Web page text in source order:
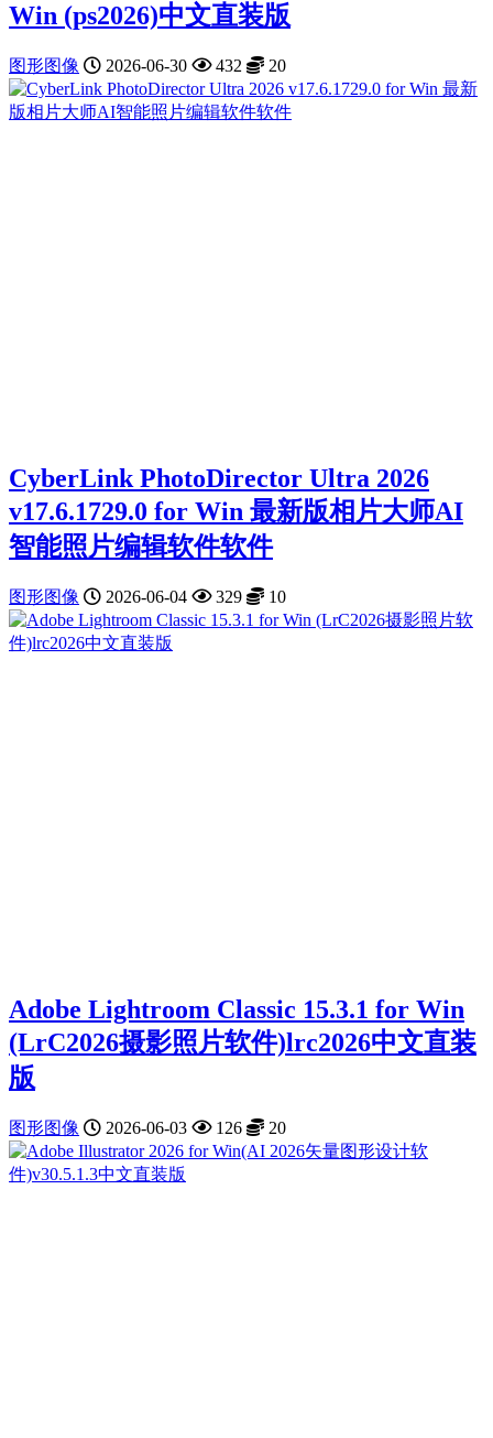
Win (ps2026)中文直装版
图形图像 2026-06-30 432 20
CyberLink PhotoDirector Ultra 2026
v17.6.1729.0 for Win 最新版相片大师AI
智能照片编辑软件软件
图形图像 2026-06-04 329 10
Adobe Lightroom Classic 15.3.1 for Win
(LrC2026摄影照片软件)lrc2026中文直装
版
图形图像 2026-06-03 126 20